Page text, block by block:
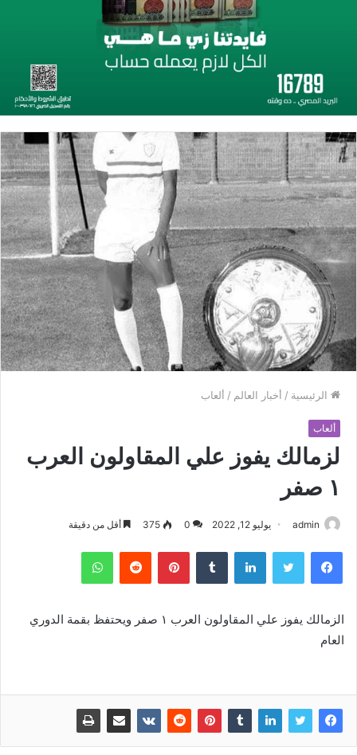
الرئيسية / أخبار العالم / ألعاب
ألعاب
لزمالك يفوز علي المقاولون العرب
١ صفر
admin يوليو 12, 2022 0
375 أقل من دقيقة
فيسبوك تويتر لينكدإن بينتيريست واتساب
الزمالك يفوز علي المقاولون العرب ١ صفر ويحتفظ بقمة الدوري
العام